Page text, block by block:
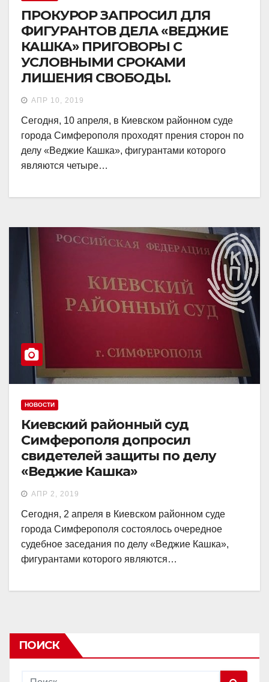
ПРОКУРОР ЗАПРОСИЛ ДЛЯ
ФИГУРАНТОВ ДЕЛА «ВЕДЖИЕ
КАШКА» ПРИГОВОРЫ С
УСЛОВНЫМИ СРОКАМИ
ЛИШЕНИЯ СВОБОДЫ.
АПР 10, 2019
Сегодня, 10 апреля, в Киевском районном суде
города Симферополя проходят прения сторон по
делу «Веджие Кашка», фигурантами которого
являются четыре…
НОВОСТИ
Киевский районный суд
Симферополя допросил
свидетелей защиты по делу
«Веджие Кашка»
АПР 2, 2019
Сегодня, 2 апреля в Киевском районном суде
города Симферополя состоялось очередное
судебное заседания по делу «Веджие Кашка»,
фигурантами которого являются…
ПОИСК